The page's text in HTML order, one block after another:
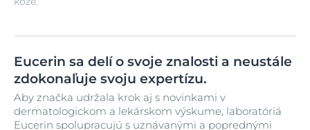
Eucerin sa delí o svoje znalosti a neustále
zdokonaľuje svoju expertízu.
Aby značka udržala krok aj s novinkami v
dermatologickom a lekárskom výskume, laboratóriá
Eucerin spolupracujú s uznávanými a poprednými